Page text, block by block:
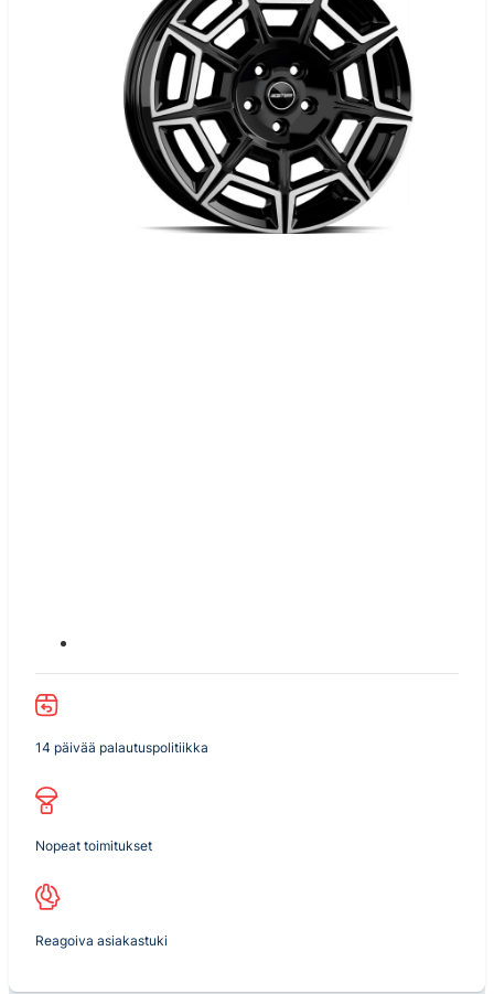
14 päivää palautuspolitiikka
Nopeat toimitukset
Reagoiva asiakastuki